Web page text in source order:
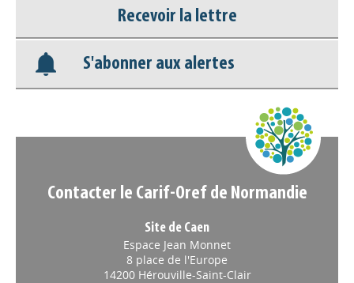
Base documentaire
Nos veilles Scoop.it
Recevoir la lettre
S'abonner aux alertes
Contacter le Carif-Oref de Normandie
Site de Caen
Espace Jean Monnet
8 place de l'Europe
14200 Hérouville-Saint-Clair